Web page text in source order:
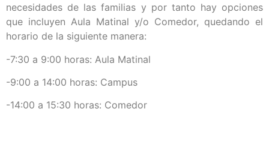
necesidades de las familias y por tanto hay opciones
que incluyen Aula Matinal y/o Comedor, quedando el
horario de la siguiente manera:
-7:30 a 9:00 horas: Aula Matinal
-9:00 a 14:00 horas: Campus
-14:00 a 15:30 horas: Comedor